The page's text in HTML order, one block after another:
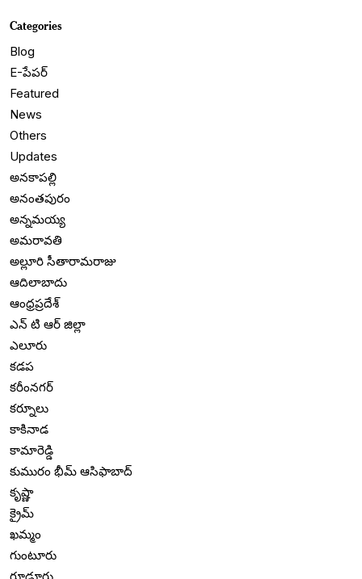
Categories
Blog
E-పేపర్
Featured
News
Others
Updates
అనకాపల్లి
అనంతపురం
అన్నమయ్య
అమరావతి
అల్లూరి సీతారామరాజు
ఆదిలాబాదు
ఆంధ్రప్రదేశ్
ఎన్ టి ఆర్ జిల్లా
ఎలూరు
కడప
కరీంనగర్
కర్నూలు
కాకినాడ
కామారెడ్డి
కుమురం భీమ్ ఆసిఫాబాద్
కృష్ణా
క్రైమ్
ఖమ్మం
గుంటూరు